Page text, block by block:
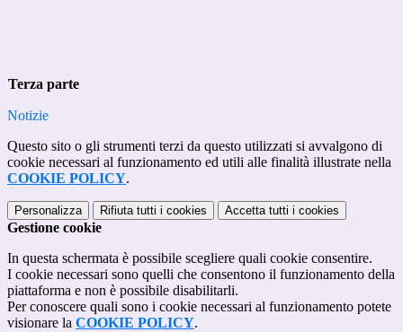
Terza parte
Notizie
Questo sito o gli strumenti terzi da questo utilizzati si avvalgono di
cookie necessari al funzionamento ed utili alle finalità illustrate nella
COOKIE POLICY.
Personalizza Rifiuta tutti i cookies Accetta tutti i cookies
Gestione cookie
In questa schermata è possibile scegliere quali cookie consentire.
I cookie necessari sono quelli che consentono il funzionamento della
piattaforma e non è possibile disabilitarli.
Per conoscere quali sono i cookie necessari al funzionamento potete
visionare la COOKIE POLICY.